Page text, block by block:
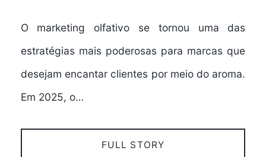
O marketing olfativo se tornou uma das
estratégias mais poderosas para marcas que
desejam encantar clientes por meio do aroma.
Em 2025, o…
FULL STORY